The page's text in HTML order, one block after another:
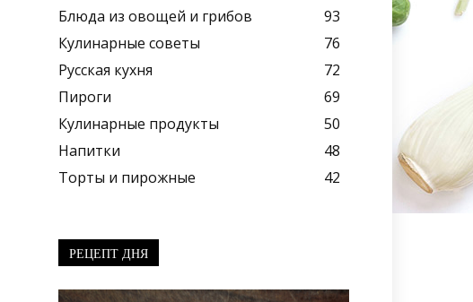
Блюда из овощей и грибов
93
Кулинарные советы
76
Русская кухня
72
Пироги
69
Кулинарные продукты
50
Напитки
48
Торты и пирожные
42
РЕЦЕПТ ДНЯ